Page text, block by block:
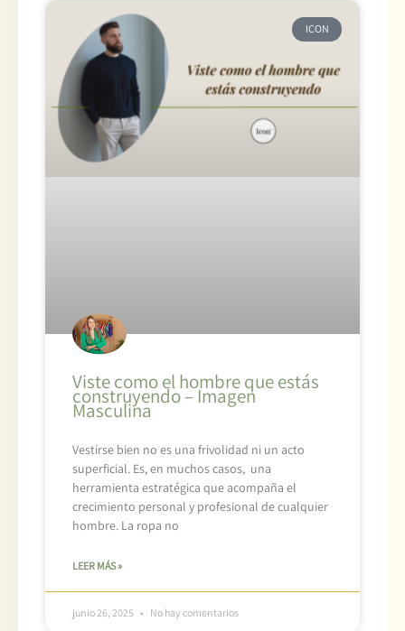
ICON
Viste como el hombre que estás
construyendo – Imagen
Masculina
Vestirse bien no es una frivolidad ni un acto
superficial. Es, en muchos casos, una
herramienta estratégica que acompaña el
crecimiento personal y profesional de cualquier
hombre. La ropa no
LEER MÁS »
junio 26, 2025 No hay comentarios